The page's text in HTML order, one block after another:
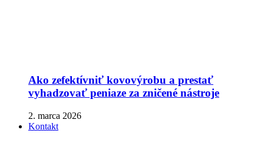
Ako zefektívniť kovovýrobu a prestať
vyhadzovať peniaze za zničené nástroje
2. marca 2026
Kontakt